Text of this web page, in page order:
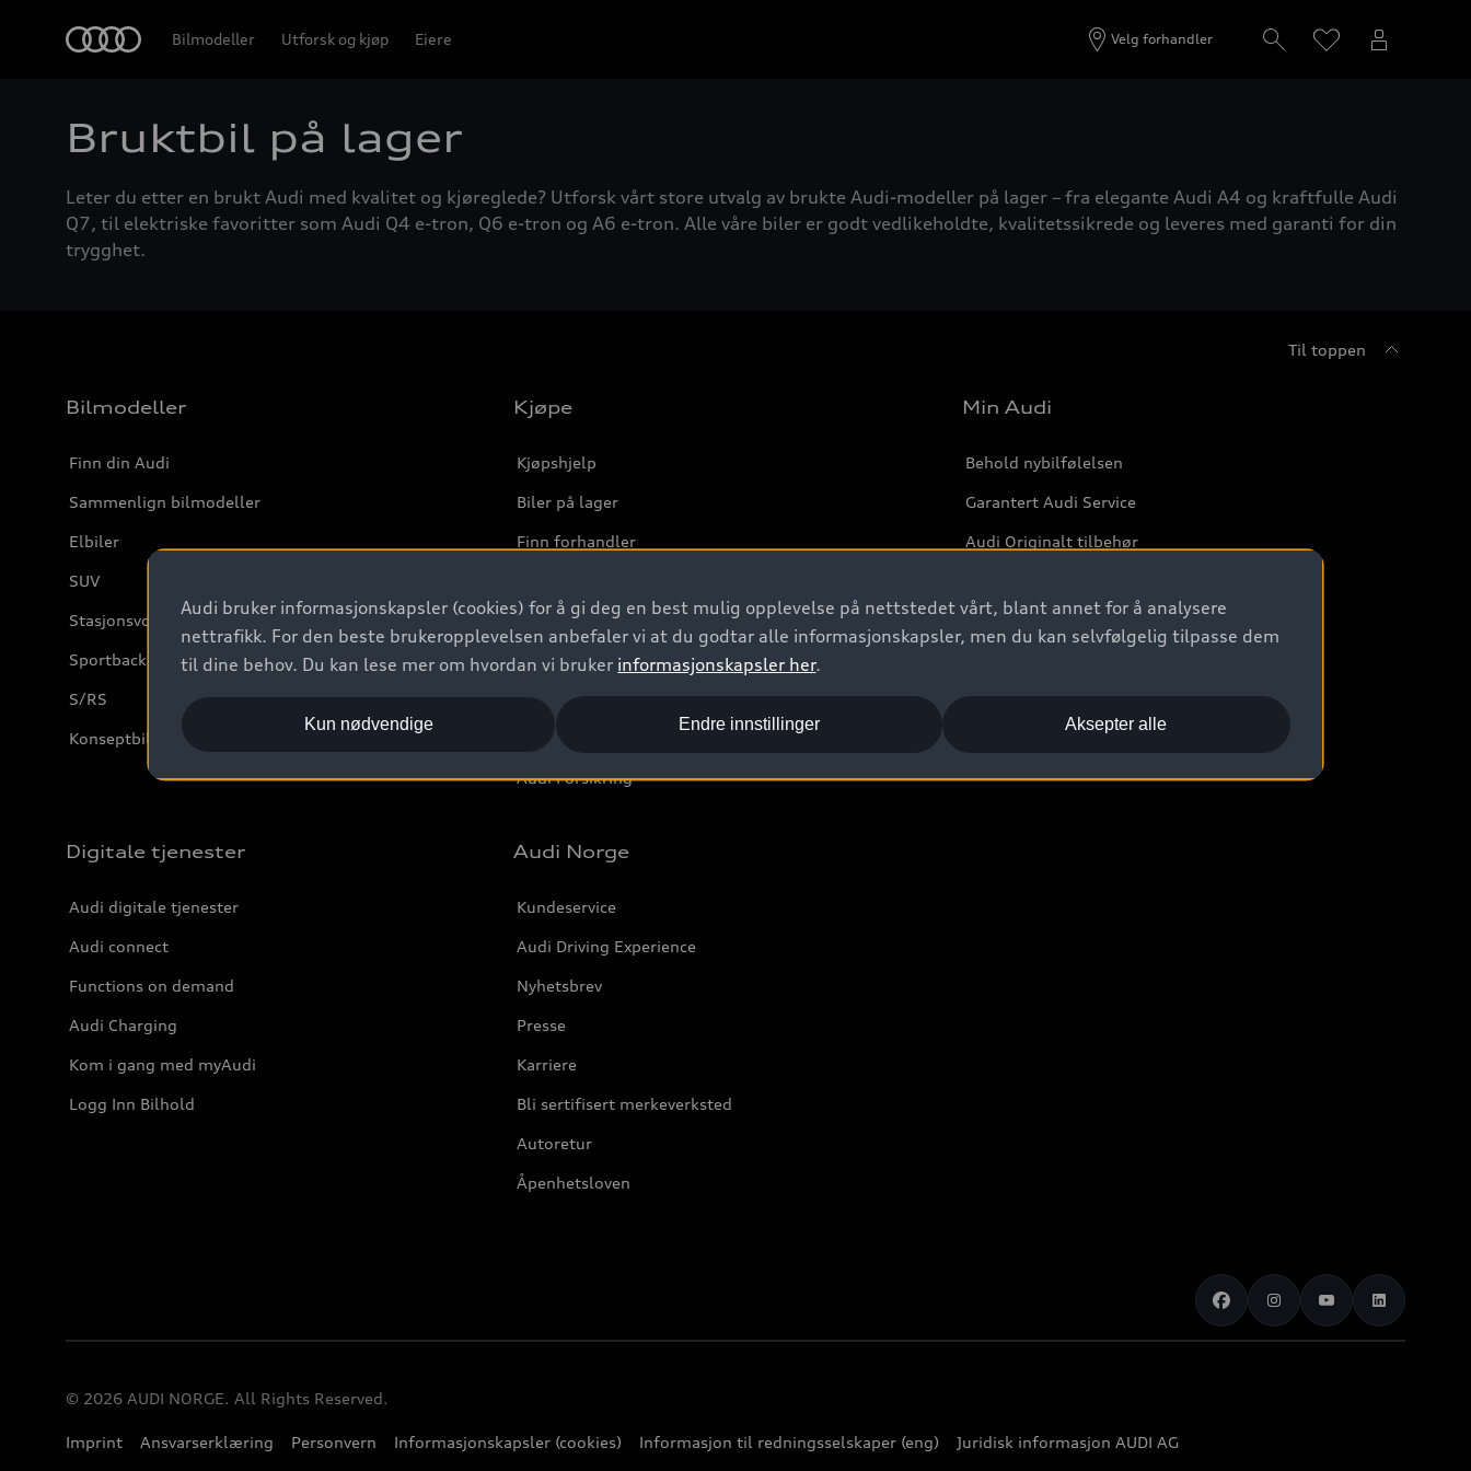
Bilmodeller Utforsk og kjøp Eiere Velg forhandler
Bruktbil på lager
Leter du etter en brukt Audi med kvalitet og kjøreglede? Utforsk vårt store utvalg av brukte Audi-modeller på lager – fra elegante Audi A4 og kraftfulle Audi
Q7, til elektriske favoritter som Audi Q4 e-tron, Q6 e-tron og A6 e-tron. Alle våre biler er godt vedlikeholdte, kvalitetssikrede og leveres med garanti for din
trygghet.
Til toppen
Bilmodeller
Finn din Audi
Sammenlign bilmodeller
Elbiler
SUV
Stasjonsvogn
Sportback
S/RS
Konseptbiler og prototyper
Kjøpe
Kjøpshjelp
Biler på lager
Finn forhandler
Kontakt forhandler
Prislister
Leasing
Bilgarantier
Audi Forsikring
Min Audi
Behold nybilfølelsen
Garantert Audi Service
Audi Originalt tilbehør
Digitale tjenester
Audi digitale tjenester
Audi connect
Functions on demand
Audi Charging
Kom i gang med myAudi
Logg Inn Bilhold
Audi Norge
Kundeservice
Audi Driving Experience
Nyhetsbrev
Presse
Karriere
Bli sertifisert merkeverksted
Autoretur
Åpenhetsloven
© 2026 AUDI NORGE. All Rights Reserved.
Imprint Ansvarserklæring Personvern Informasjonskapsler (cookies) Informasjon til redningsselskaper (eng) Juridisk informasjon AUDI AG
Audi bruker informasjonskapsler (cookies) for å gi deg en best mulig opplevelse på nettstedet vårt, blant annet for å analysere
nettrafikk. For den beste brukeropplevelsen anbefaler vi at du godtar alle informasjonskapsler, men du kan selvfølgelig tilpasse dem
til dine behov. Du kan lese mer om hvordan vi bruker informasjonskapsler her.
Aksepter alle
Kun nødvendige Endre innstillinger